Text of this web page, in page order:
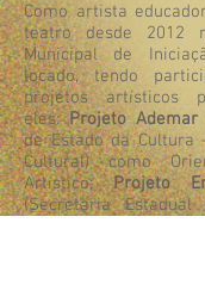
Como artista
teatro desde 2012
Municipal de
locado, tendo
projetos artísticos
eles:Projeto Ademar
de Estado da Cultura
Cultural) como
Artístico;Projeto
(Secretaria